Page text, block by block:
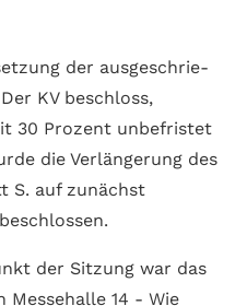
der aus­ge­schrie­
KV beschloss,
30 Prozent un­be­fris­tet
die Ver­länge­rung des
S. auf zunächst
der Sitzung war das
Messe­halle 14 - Wie